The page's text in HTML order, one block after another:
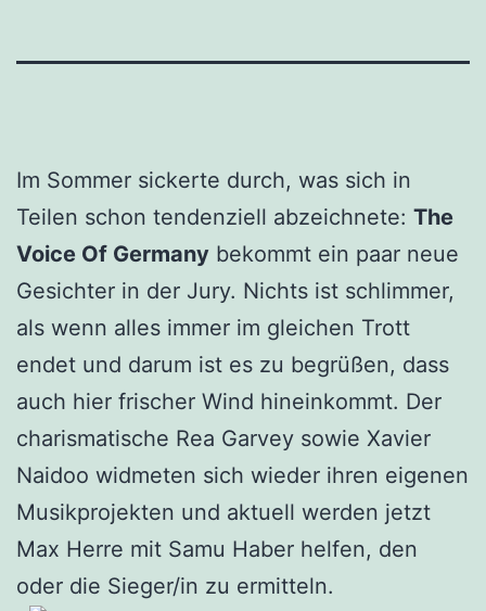
Im Sommer sickerte durch, was sich in
Teilen schon tendenziell abzeichnete: The
Voice Of Germany bekommt ein paar neue
Gesichter in der Jury. Nichts ist schlimmer,
als wenn alles immer im gleichen Trott
endet und darum ist es zu begrüßen, dass
auch hier frischer Wind hineinkommt. Der
charismatische Rea Garvey sowie Xavier
Naidoo widmeten sich wieder ihren eigenen
Musikprojekten und aktuell werden jetzt
Max Herre mit Samu Haber helfen, den
oder die Sieger/in zu ermitteln.